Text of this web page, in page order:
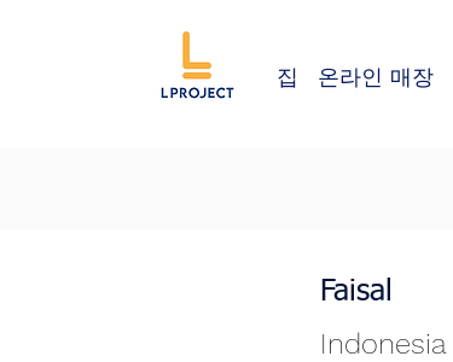
집 온라인 매장
Faisal
Indonesia